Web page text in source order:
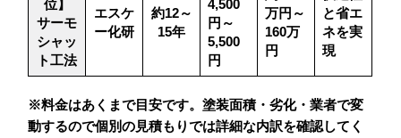
位】
サーモ
シャッ
ト工法
エスケ
ー化研
約12～
15年
4,500
円～
5,500
円
万円～
160万
円
と省エ
ネを実
現
※料金はあくまで目安です。塗装面積・劣化・業者で変
動するので個別の見積もりでは詳細な内訳を確認してく